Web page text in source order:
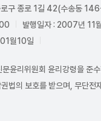
로구 종로 1길 42(수송동
발행일자 : 2007년 11
월10일
윤리위원회 윤리강령을 준
법의 보호를 받으며, 무단전